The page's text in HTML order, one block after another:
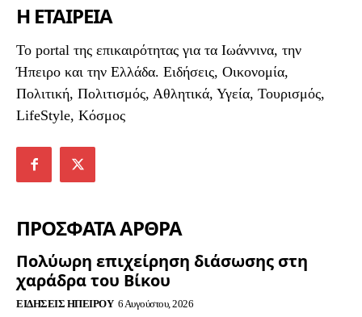
Η ΕΤΑΙΡΕΙΑ
To portal της επικαιρότητας για τα Ιωάννινα, την
Ήπειρο και την Ελλάδα. Ειδήσεις, Οικονομία,
Πολιτική, Πολιτισμός, Αθλητικά, Υγεία, Τουρισμός,
LifeStyle, Κόσμος
ΠΡΟΣΦΑΤΑ ΑΡΘΡΑ
Πολύωρη επιχείρηση διάσωσης στη
χαράδρα του Βίκου
ΕΙΔΉΣΕΙΣ ΗΠΕΊΡΟΥ 6 Αυγούστου, 2026